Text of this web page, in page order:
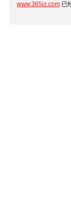
www.365jz.com 已